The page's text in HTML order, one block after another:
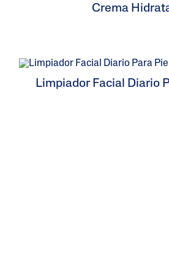
Crema
Limpiador Facial Diario